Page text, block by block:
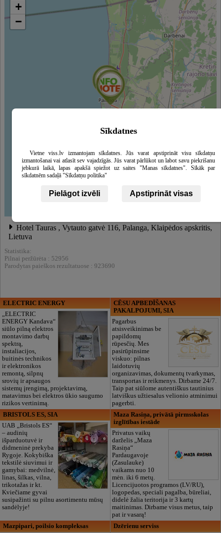
+
−
Hotel Tauras , Vytauto gatvė 116, Palanga, Klaipėdos apskritis,
Lietuva
Statistika:
Pilnai peržūrėta : 52956
Parodytas paieškos rezultatuose : 923690
ELECTRIC ENERGY
„ELECTRIC
ENERGY Kandava“
siūlo pilną elektros
montavimo darbų
spektrą,
instaliacijos,
buitinės technikos
ir elektronikos
remontą, silpnų
srovių ir apsaugos
sistemų įrengimą, projektavimą,
matavimus bei elektros ūkio saugumo
rizikos vertinimą.
CĒSU APBEDĪŠANAS
PAKALPOJUMI, SIA
Pagarbus
atsisveikinimas be
papildomų
rūpesčių. Mes
pasirūpinsime
viskuo: pilnas
laidotuvių
organizavimas, dokumentų tvarkymas,
transportas ir reikmenys. Dirbame 24/7.
Taip pat siūlome autentiškus tautinius
latviškus užtiesalus velionio atminimui
pagerbti.
BRISTOLS ES, SIA
UAB „Bristols ES“
– audinių
išparduotuvė ir
didmeninė prekyba
Rygoje. Kokybiška
tekstilė siuvimui ir
gamybai: medvilnė,
linas, šilkas, vilna,
trikotažas ir kt.
Kviečiame gyvai
susipažinti su pilnu asortimentu mūsų
sandėlyje!
Maza Rasiņa, privātā pirmsskolas
izglītības iestāde
Privatus vaikų
darželis „Maza
Rasiņa“
Pardaugavoje
(Zasulauke)
vaikams nuo 10
mėn. iki 6 metų.
Licencijuotos programos (LV/RU),
logopedas, speciali pagalba, būreliai,
didelė žalia teritorija ir 3 kartų
maitinimas. Dirbame visus metus, taip
pat ir vasarą!
Mazpipari, poilsio kompleksas
Dzērienu serviss
Sīkdatnes
Vietne viss.lv izmantojam sīkdatnes. Jūs varat apstiprināt visu sīkdatņu
izmantošanai vai atlasīt sev vajadzīgās. Jūs varat pārlūkot un labot savu piekrišanu
jebkurā laikā, lapas apakšā spiežot uz saites "Manas sīkdatnes". Sīkāk par
sīkdatnēm sadaļā "Sīkdatņu politika"
Pielāgot izvēli Apstiprināt visas